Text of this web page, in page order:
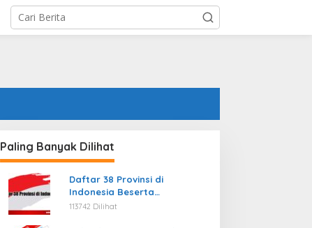
Paling Banyak Dilihat
Daftar 38 Provinsi di
Indonesia Beserta
Ibukotanya Terbaru
113742 Dilihat